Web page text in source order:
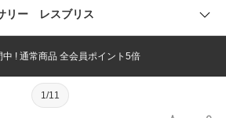
リー レスブリス
! 通常商品 全会員ポイント5倍
1/11